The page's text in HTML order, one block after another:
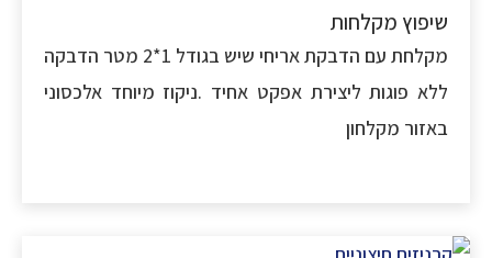
מקלחות
מקלחת עם הדבקת אריחי שיש בגודל 1*2 מטר הדבקה
פוגות ליצירת אפקט אחיד .ניקוז מיוחד אלכסוני
מקלחון